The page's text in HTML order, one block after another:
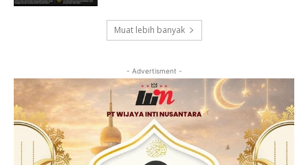
Muat lebih banyak
- Advertisment -